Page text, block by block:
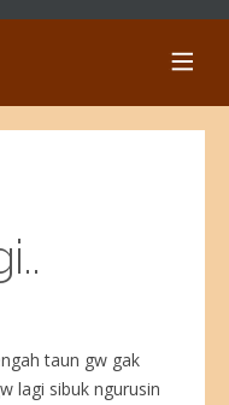
taun gw gak
lagi sibuk ngurusin